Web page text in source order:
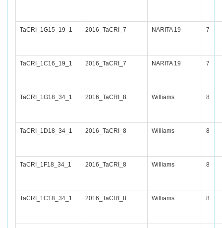
TaCRI_1G15_19_1 2016_TaCRI_7 NARITA 19 7
TaCRI_1C16_19_1 2016_TaCRI_7 NARITA 19 7
TaCRI_1G18_34_1 2016_TaCRI_8 Williams 8
TaCRI_1D18_34_1 2016_TaCRI_8 Williams 8
TaCRI_1F18_34_1 2016_TaCRI_8 Williams 8
TaCRI_1C18_34_1 2016_TaCRI_8 Williams 8